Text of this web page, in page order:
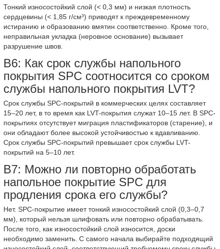
Тонкий износостойкий слой (< 0,3 мм) и низкая плотность
сердцевины (< 1,85 г/см³) приводят к преждевременному
истиранию и образованию вмятин соответственно. Кроме того,
неправильная укладка (неровное основание) вызывает
разрушение швов.
В6: Как срок службы напольного
покрытия SPC соотносится со сроком
службы напольного покрытия LVT?
Срок службы SPC-покрытий в коммерческих целях составляет
15–20 лет, в то время как LVT-покрытия служат 10–15 лет. В SPC-
покрытиях отсутствует миграция пластификаторов (старение), и
они обладают более высокой устойчивостью к вдавливанию.
Срок службы SPC-покрытий превышает срок службы LVT-
покрытий на 5–10 лет.
В7: Можно ли повторно обработать
напольное покрытие SPC для
продления срока его службы?
Нет. SPC-покрытие имеет тонкий износостойкий слой (0,3–0,7
мм), который нельзя шлифовать или повторно обрабатывать.
После того, как износостойкий слой износится, доски
необходимо заменить. С самого начала выбирайте подходящий